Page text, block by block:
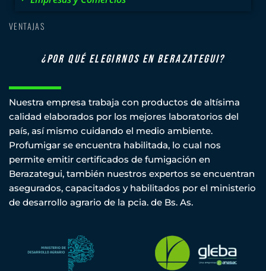
VENTAJAS
¿POR QUÉ ELEGIRNOS EN BERAZATEGUI?
Nuestra empresa trabaja con productos de altísima
calidad elaborados por los mejores laboratorios del
país, así mismo cuidando el medio ambiente.
Profumigar se encuentra habilitada, lo cual nos
permite emitir certificados de fumigación en
Berazategui, también nuestros expertos se encuentran
asegurados, capacitados y habilitados por el ministerio
de desarrollo agrario de la pcia. de Bs. As.